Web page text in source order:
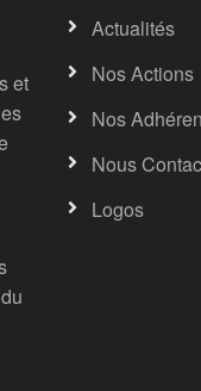
et
Actualités
Nos Actions
Nos
Nous
Logos